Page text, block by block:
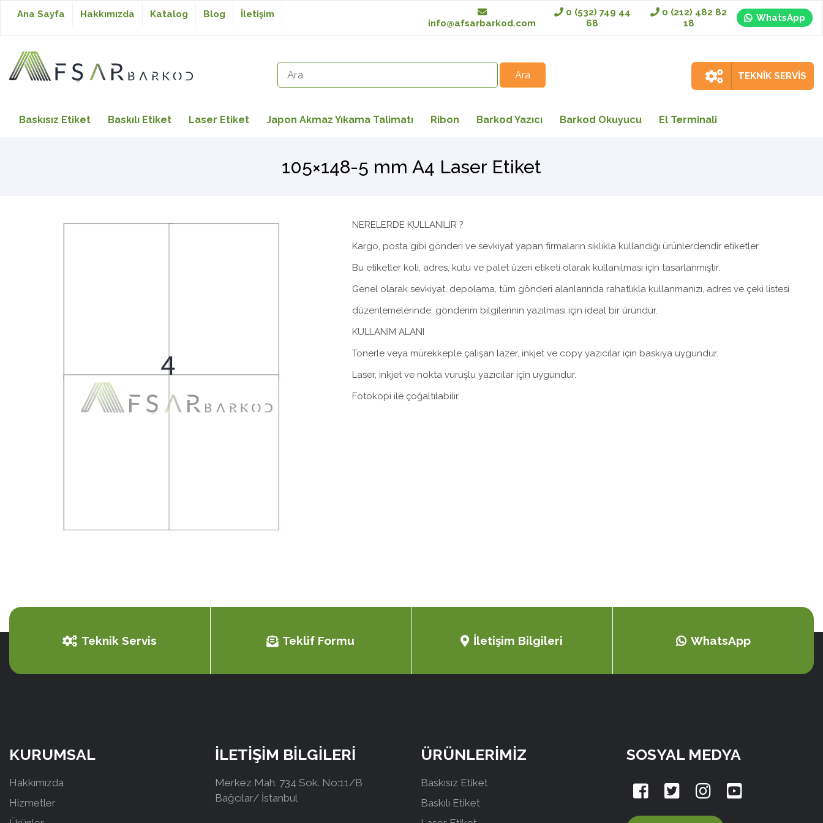
Baskısız Etiket
Ana Sayfa Hakkımızda Katalog Blog
İletişim
info@afsarbarkod.com
0 (532) 749 44
68
0 (212) 482 82
18
WhatsApp
TEKNİK SERVİS
Baskısız Etiket Baskılı Etiket Laser Etiket Japon Akmaz Yıkama Talimatı Ribon Barkod Yazıcı Barkod Okuyucu El Terminali
105×148-5 mm A4 Laser Etiket
NERELERDE KULLANILIR ?
Kargo, posta gibi gönderi ve sevkiyat yapan firmaların sıklıkla kullandığı ürünlerdendir etiketler.
Bu etiketler koli, adres, kutu ve palet üzeri etiketi olarak kullanılması için tasarlanmıştır.
Genel olarak sevkiyat, depolama, tüm gönderi alanlarında rahatlıkla kullanmanızı, adres ve çeki listesi
düzenlemelerinde, gönderim bilgilerinin yazılması için ideal bir üründür.
KULLANIM ALANI
Tonerle veya mürekkeple çalışan lazer, inkjet ve copy yazıcılar için baskıya uygundur.
Laser, inkjet ve nokta vuruşlu yazıcılar için uygundur.
Fotokopi ile çoğaltılabilir.
Teknik Servis Teklif Formu İletişim Bilgileri WhatsApp
KURUMSAL
Hakkımızda
Hizmetler
İLETİŞİM BİLGİLERİ
Merkez Mah. 734 Sok. No:11/B
Bağcılar/ İstanbul
ÜRÜNLERİMİZ
Baskısız Etiket
Baskılı Etiket
SOSYAL MEDYA